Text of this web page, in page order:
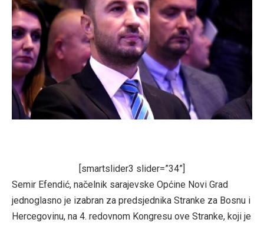
[smartslider3 slider=”34”]
Semir Efendić, načelnik sarajevske Općine Novi Grad
jednoglasno je izabran za predsjednika Stranke za Bosnu i
Hercegovinu, na 4. redovnom Kongresu ove Stranke, koji je